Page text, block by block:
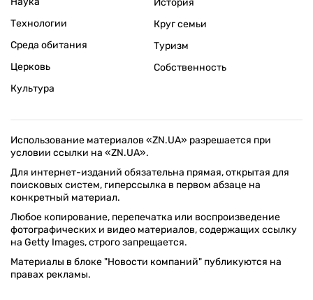
Технологии
Среда обитания
Церковь
Культура
Круг семьи
Туризм
Собственность
Использование материалов «ZN.UA» разрешается при
условии ссылки на «ZN.UA».
Для интернет-изданий обязательна прямая, открытая для
поисковых систем, гиперссылка в первом абзаце на
конкретный материал.
Любое копирование, перепечатка или воспроизведение
фотографических и видео материалов, содержащих ссылку
на Getty Images, строго запрещается.
Материалы в блоке "Новости компаний" публикуются на
правах рекламы.